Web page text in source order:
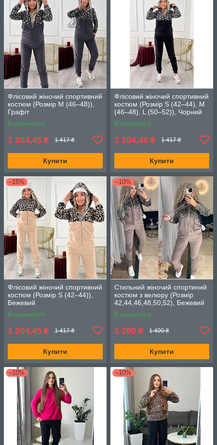
Флісовий жіночий спортивний
костюм (Розмір M (46–48)),
Графіт
В наявності
1 204,45 ₴ 1 417 ₴
Купити
Флісовий жіночий спортивний
костюм (Розмір S (42–44), M
(46–48), L (50–52)), Чорний
В наявності
1 204,45 ₴ 1 417 ₴
Купити
–15%
Флісовий жіночий спортивний
костюм (Розмір S (42–44)),
Бежевий
В наявності
1 204,45 ₴ 1 417 ₴
Купити
–10%
Стильний жіночий спортиний
костюм з велюру (Розмір
42,44,46,48,50,52), Бежевий
В наявності
1 260 ₴ 1 400 ₴
Купити
–10% –10%